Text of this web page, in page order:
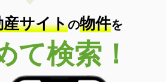
サイトの物件を
て検索！